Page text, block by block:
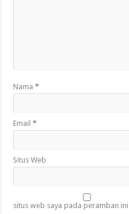
Nama*
Email*
Situs Web
situs web saya pada peramban